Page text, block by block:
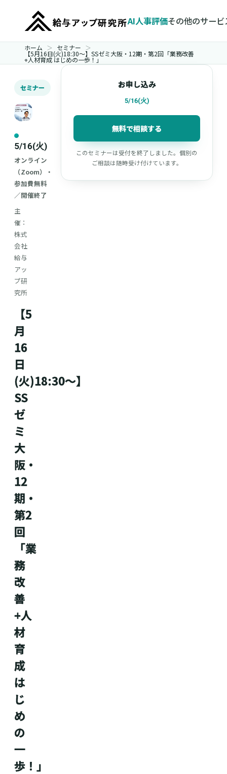
AI人事評価その他のサービ
ホーム セミナー
【5月16日(火)18:30〜】SSゼミ大阪・12期・第2回「業務改善
+人材育成 はじめの一歩！」
セミナー
5/16(火)
オンライン
（Zoom）・
参加費無料
／開催終了
主
催：
株式
会社
給与
アッ
プ研
究所
【5
月
16
日
(火)18:30〜】
SS
ゼ
ミ
大
阪・
12
期・
第2
回
「業
務
改
善
+人
材
育
成
は
じ
め
の
一
歩！」
お申し込み
5/16(火)
無料で相談する
このセミナーは受付を終了しました。個別の
ご相談は随時受け付けています。